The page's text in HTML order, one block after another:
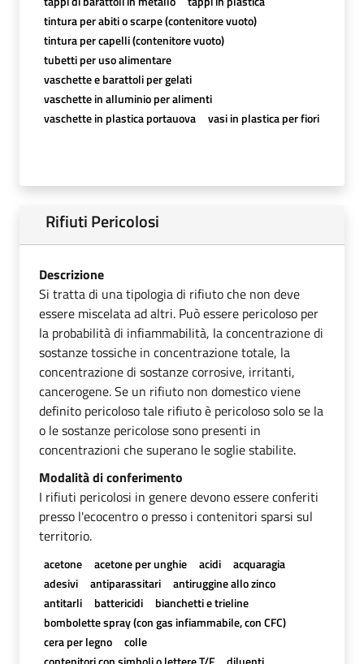
tintura per abiti o scarpe (contenitore vuoto)
tintura per capelli (contenitore vuoto)
tubetti per uso alimentare
vaschette e barattoli per gelati
vaschette in alluminio per alimenti
vaschette in plastica portauova
vasi in plastica per fiori
Rifiuti Pericolosi
Descrizione
Si tratta di una tipologia di rifiuto che non deve
essere miscelata ad altri. Può essere pericoloso per
la probabilità di infiammabilità, la concentrazione di
sostanze tossiche in concentrazione totale, la
concentrazione di sostanze corrosive, irritanti,
cancerogene. Se un rifiuto non domestico viene
definito pericoloso tale rifiuto è pericoloso solo se la
o le sostanze pericolose sono presenti in
concentrazioni che superano le soglie stabilite.
Modalità di conferimento
I rifiuti pericolosi in genere devono essere conferiti
presso l'ecocentro o presso i contenitori sparsi sul
territorio.
acetone acetone per unghie acidi
acquaragia
adesivi
antiparassitari
antiruggine allo zinco
antitarli
battericidi
bianchetti e trieline
bombolette spray (con gas infiammabile, con CFC)
cera per legno
colle